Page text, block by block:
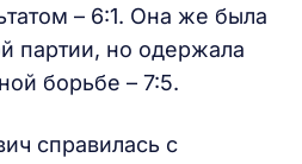
– 6:1. Она же была
партии, но одержала
борьбе – 7:5.
справилась с